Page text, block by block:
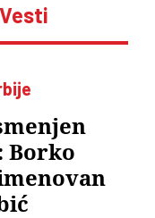
Borko